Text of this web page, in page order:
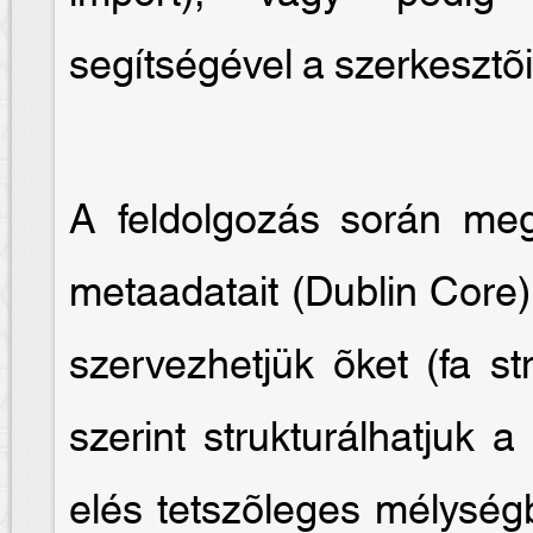
segítségével a
A feldolgozás során
metaadatait (Dublin
szervezhetjük õket (fa
szerint strukturálhatjuk
elés tetszõleges